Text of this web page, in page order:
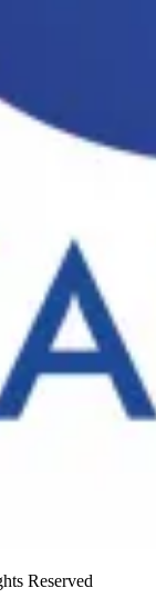
Reserved